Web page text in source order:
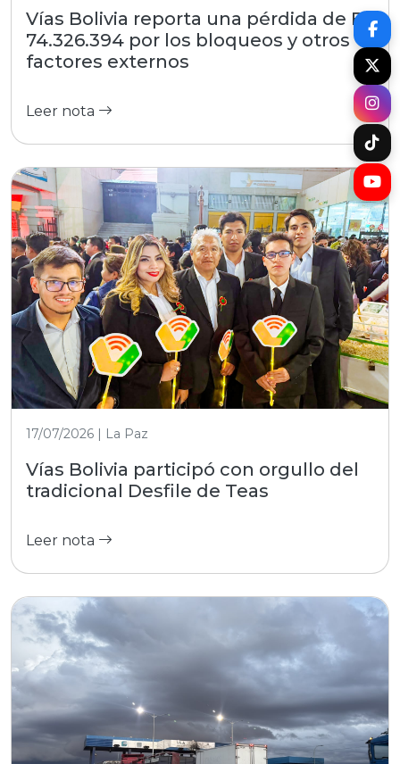
Vías Bolivia reporta una pérdida de Bs
74.326.394 por los bloqueos y otros
factores externos
Leer nota
17/07/2026 | La Paz
Vías Bolivia participó con orgullo del
tradicional Desfile de Teas
Leer nota